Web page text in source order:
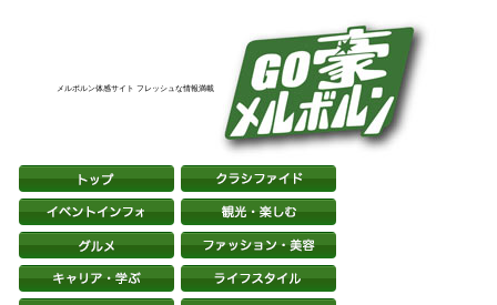
メルボルン体感サイト フレッシュな情報満載